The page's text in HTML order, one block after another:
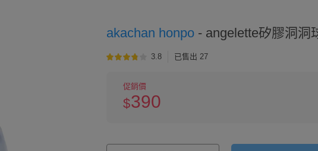
akachan honpo - angelette矽膠洞洞
3.8 已售出 27
促銷價
$390